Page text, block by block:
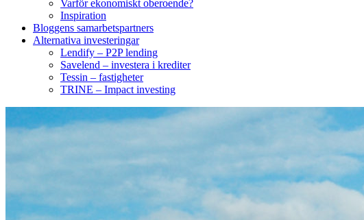
Varför ekonomiskt oberoende?
Inspiration
Bloggens samarbetspartners
Alternativa investeringar
Lendify – P2P lending
Savelend – investera i krediter
Tessin – fastigheter
TRINE – Impact investing